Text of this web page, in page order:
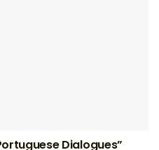
Dialogues”